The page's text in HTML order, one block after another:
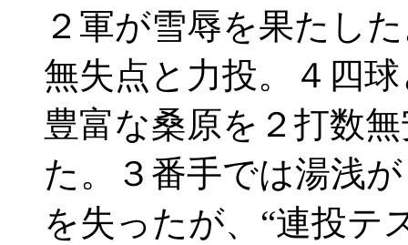
２軍が雪辱を果たし
無失点と力投。４四
豊富な桑原を２打数
た。３番手では湯浅
を失ったが、“連投